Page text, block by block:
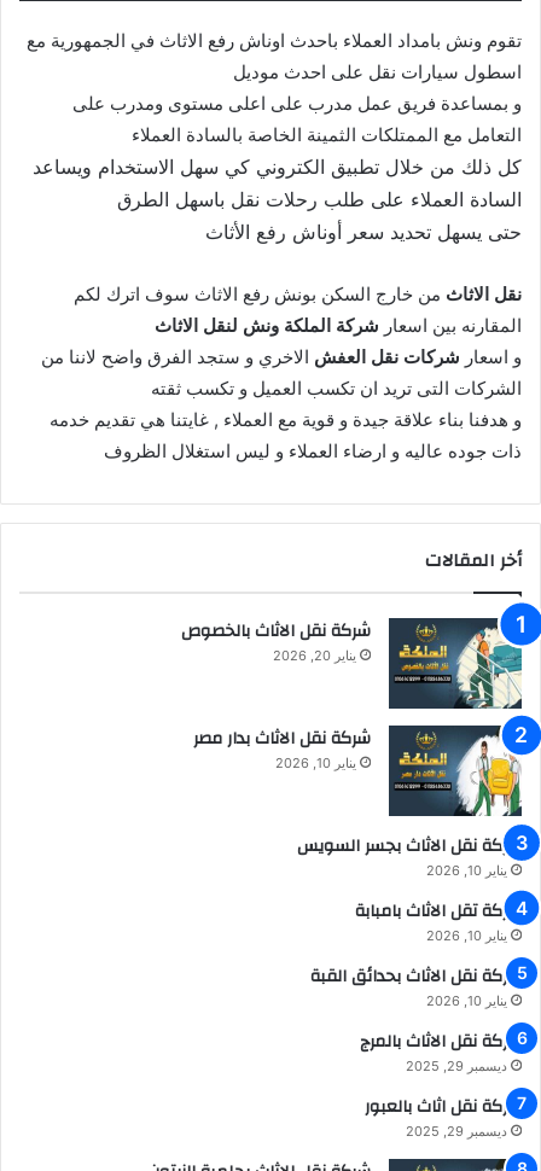
تقوم ونش بامداد العملاء باحدث اوناش رفع الاثاث في الجمهورية مع
اسطول سيارات نقل على احدث موديل
و بمساعدة فريق عمل مدرب على اعلى مستوى ومدرب على
التعامل مع الممتلكات الثمينة الخاصة بالسادة العملاء
كل ذلك من خلال تطبيق الكتروني كي سهل الاستخدام ويساعد
السادة العملاء على طلب رحلات نقل باسهل الطرق
حتى يسهل تحديد سعر أوناش رفع الأثاث
نقل الاثاث من خارج السكن بونش رفع الاثاث سوف اترك لكم
المقارنه بين اسعار شركة الملكة ونش لنقل الاثاث
و اسعار شركات نقل العفش الاخري و ستجد الفرق واضح لاننا من
الشركات التى تريد ان تكسب العميل و تكسب ثقته
و هدفنا بناء علاقة جيدة و قوية مع العملاء , غايتنا هي تقديم خدمه
ذات جوده عاليه و ارضاء العملاء و ليس استغلال الظروف
أخر المقالات
شركة نقل الاثاث بالخصوص
يناير 20, 2026
شركة نقل الاثاث بدار مصر
يناير 10, 2026
شركة نقل الاثاث بجسر السويس
يناير 10, 2026
شركة تقل الاثاث بامبابة
يناير 10, 2026
شركة نقل الاثاث بحدائق القبة
يناير 10, 2026
شركة نقل الاثاث بالمرج
ديسمبر 29, 2025
شركة نقل اثاث بالعبور
ديسمبر 29, 2025